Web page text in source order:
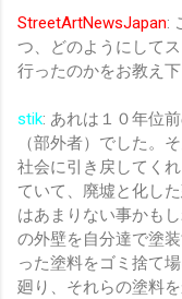
StreetArtNewsJapan:
つ、どのようにして
行ったのかをお教え下
stik: あれは１０年位
（部外者）でした。
社会に引き戻してく
ていて、廃墟と化し
はあまりない事かも
の外壁を自分達で塗
った塗料をゴミ捨て
廻り、それらの塗料